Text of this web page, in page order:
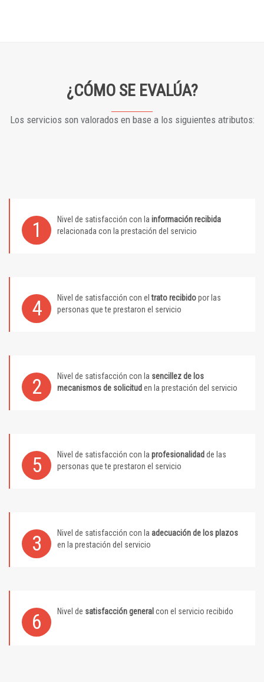
¿CÓMO SE EVALÚA?
Los servicios son valorados en base a los siguientes atributos:
1 Nivel de satisfacción con la información recibida
relacionada con la prestación del servicio
4 Nivel de satisfacción con eltrato recibidopor las
personas que te prestaron el servicio
2 Nivel de satisfacción con la sencillez de los
mecanismos de solicitud en la prestación del servicio
5 Nivel de satisfacción con la profesionalidad de las
personas que te prestaron el servicio
3 Nivel de satisfacción con la adecuación de los plazos
en la prestación del servicio
6 Nivel de satisfacción general con el servicio recibido